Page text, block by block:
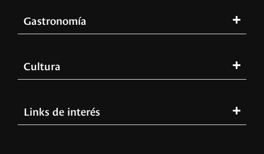
Gastronomía
Cultura
Links de interés